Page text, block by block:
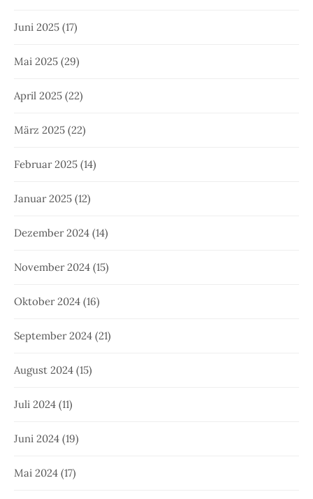
Juni 2025 (17)
Mai 2025 (29)
April 2025 (22)
März 2025 (22)
Februar 2025 (14)
Januar 2025 (12)
Dezember 2024 (14)
November 2024 (15)
Oktober 2024 (16)
September 2024 (21)
August 2024 (15)
Juli 2024 (11)
Juni 2024 (19)
Mai 2024 (17)